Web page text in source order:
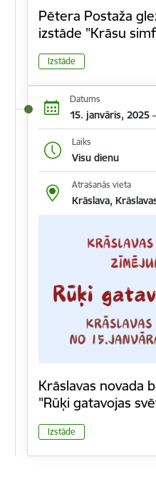
Pētera Postaža
izstāde "Krāsu
Izstāde
Datums
15. janvāris, 2025
Laiks
Visu dienu
Atrašanās vieta
Krāslava,
Krāslavas novada
"Rūķi gatavojas
Izstāde